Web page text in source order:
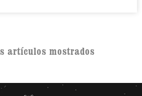
artículos mostrados